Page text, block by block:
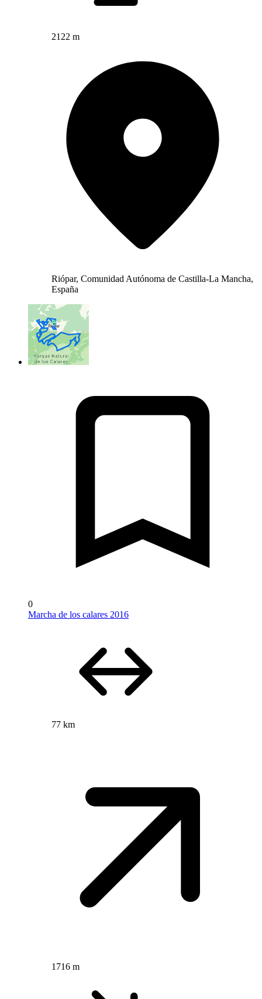
2122 m
Riópar, Comunidad Autónoma de Castilla-La Mancha,
España
0
Marcha de los calares 2016
77 km
1716 m